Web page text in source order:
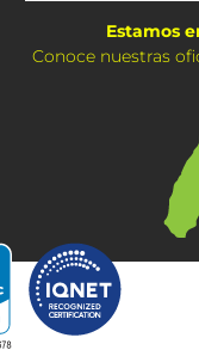
Estamos
Conoce nuestras